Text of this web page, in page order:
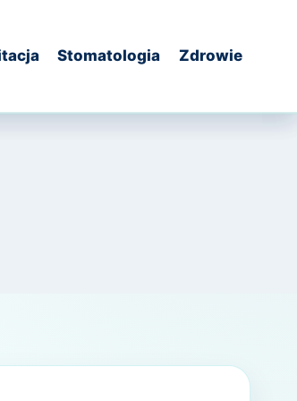
Stomatologia Zdrowie